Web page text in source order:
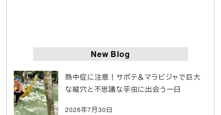
New Blog
熱中症に注意！サポテ＆マラビジャで巨大
な縦穴と不思議な芋虫に出会う一日
2026年7月30日